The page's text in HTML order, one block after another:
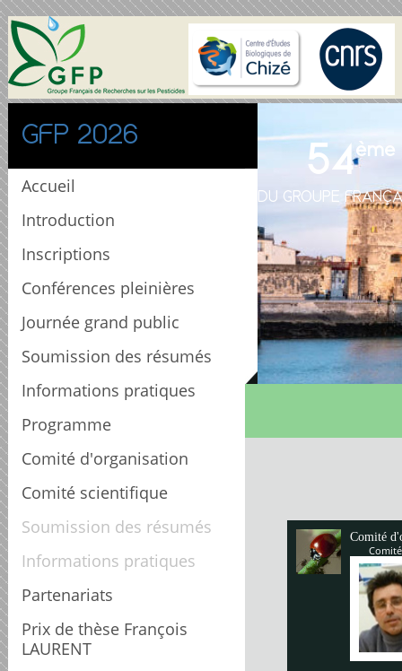
GFP 2026
Accueil
Introduction
Inscriptions
Conférences pleinières
Journée grand public
Soumission des résumés
Informations pratiques
Programme
Comité d'organisation
Comité scientifique
Soumission des résumés
Informations pratiques
Partenariats
Prix de thèse François
LAURENT
54ème
DU GROUPE
Comité